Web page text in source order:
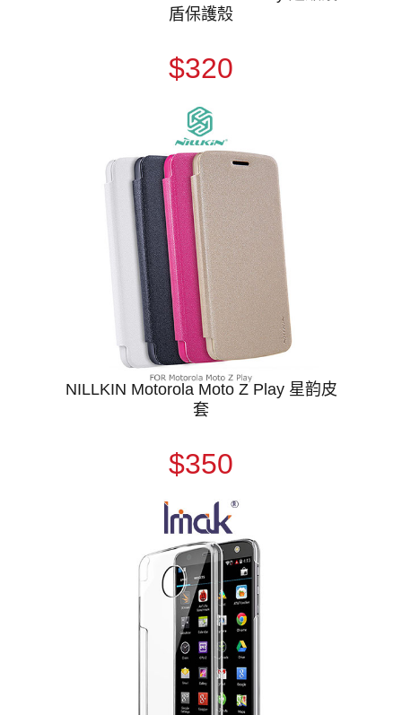
盾保護殼
$320
NILLKIN Motorola Moto Z Play 星韵皮
套
$350